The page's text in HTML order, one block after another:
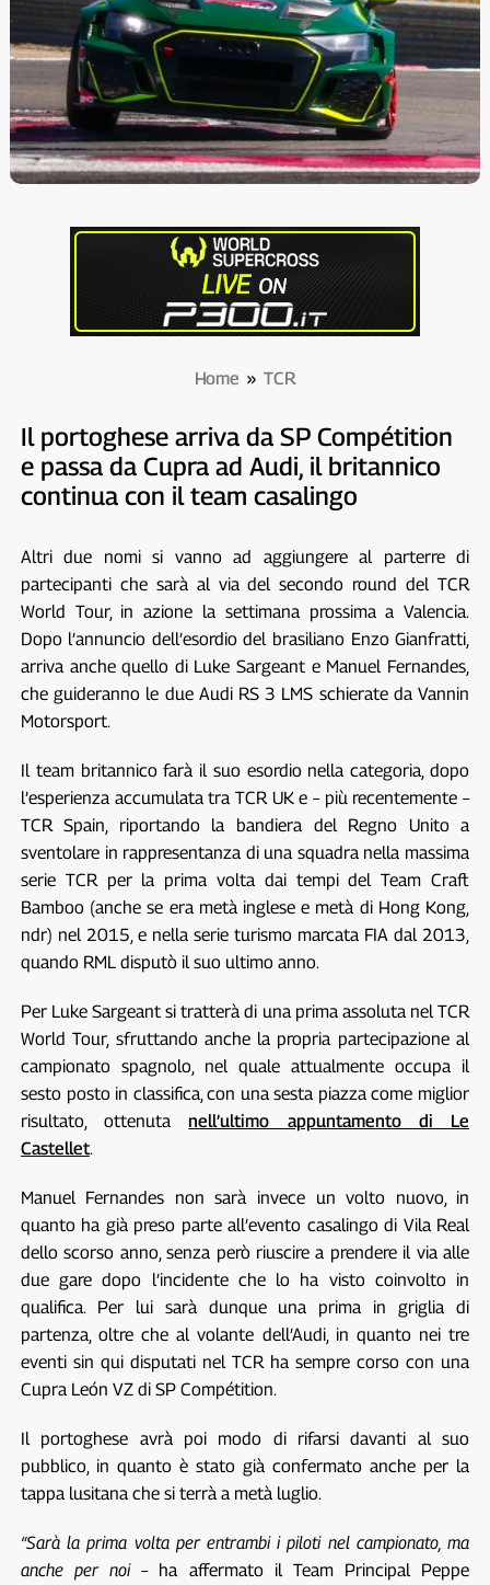
Home »TCR
Il portoghese arriva da SP Compétition
e passa da Cupra ad Audi, il britannico
continua con il team casalingo
Altri due nomi si vanno ad aggiungere al parterre di
partecipanti che sarà al via del secondo round del TCR
World Tour, in azione la settimana prossima a Valencia.
Dopo l’annuncio dell’esordio del brasiliano Enzo Gianfratti,
arriva anche quello di Luke Sargeant e Manuel Fernandes,
che guideranno le due Audi RS 3 LMS schierate da Vannin
Motorsport.
Il team britannico farà il suo esordio nella categoria, dopo
l’esperienza accumulata tra TCR UK e – più recentemente –
TCR Spain, riportando la bandiera del Regno Unito a
sventolare in rappresentanza di una squadra nella massima
serie TCR per la prima volta dai tempi del Team Craft
Bamboo (anche se era metà inglese e metà di Hong Kong,
ndr) nel 2015, e nella serie turismo marcata FIA dal 2013,
quando RML disputò il suo ultimo anno.
Per Luke Sargeant si tratterà di una prima assoluta nel TCR
World Tour, sfruttando anche la propria partecipazione al
campionato spagnolo, nel quale attualmente occupa il
sesto posto in classifica, con una sesta piazza come miglior
risultato, ottenuta nell’ultimo appuntamento di Le
Castellet.
Manuel Fernandes non sarà invece un volto nuovo, in
quanto ha già preso parte all’evento casalingo di Vila Real
dello scorso anno, senza però riuscire a prendere il via alle
due gare dopo l’incidente che lo ha visto coinvolto in
qualifica. Per lui sarà dunque una prima in griglia di
partenza, oltre che al volante dell’Audi, in quanto nei tre
eventi sin qui disputati nel TCR ha sempre corso con una
Cupra León VZ di SP Compétition.
Il portoghese avrà poi modo di rifarsi davanti al suo
pubblico, in quanto è stato già confermato anche per la
tappa lusitana che si terrà a metà luglio.
“Sarà la prima volta per entrambi i piloti nel campionato, ma
anche per noi– ha affermato il Team Principal Peppe